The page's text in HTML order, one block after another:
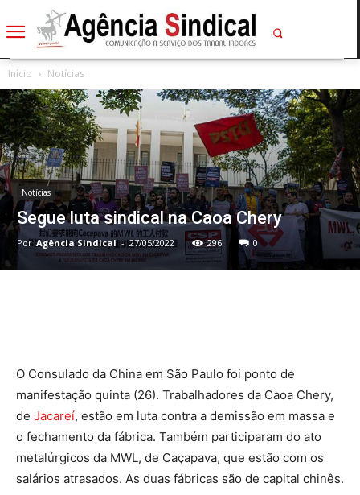
Início Notícias
Notícias
Segue luta sindical na Caoa Chery
Por Agência Sindical - 27/05/2022 296 0
O Consulado da China em São Paulo foi ponto de
manifestação quinta (26). Trabalhadores da Caoa Chery,
de Jacareí, estão em luta contra a demissão em massa e
o fechamento da fábrica. Também participaram do ato
metalúrgicos da MWL, de Caçapava, que estão com os
salários atrasados. As duas fábricas são de capital chinês.